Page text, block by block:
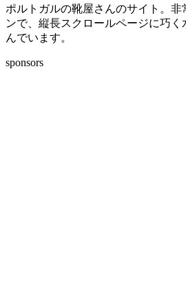
ポルトガルの靴屋さんのサイト。非
ンで、縦長スクロールページに巧
んでいます。
sponsors